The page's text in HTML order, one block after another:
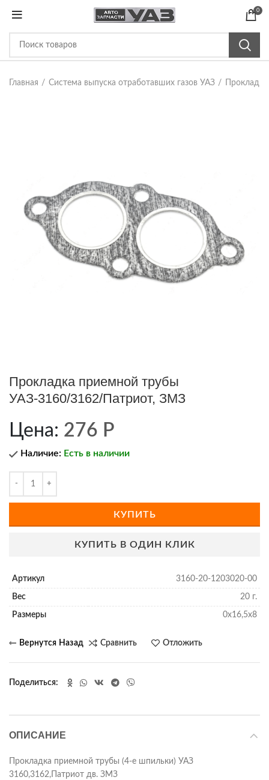
0
Главная Система выпуска отработавших газов УАЗ
Прокладка приемной трубы
УАЗ-3160/3162/Патриот, ЗМЗ
Цена: 276 Р
Наличие: Есть в наличии
КУПИТЬ
КУПИТЬ В ОДИН КЛИК
Артикул 3160-20-1203020-00
Вес 20 г.
Размеры 0х16,5х8
Сравнить Отложить
Поделиться
ОПИСАНИЕ
Прокладка приемной трубы (4-е шпильки) УАЗ
3160,3162,Патриот дв. ЗМЗ